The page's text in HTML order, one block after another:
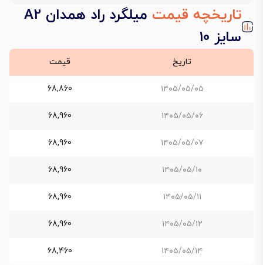
تاریخچه قیمت
میلگرد راد همدان A2
سایز 10
تاریخ قیمت
۱۴۰۵/۰۵/۰۵ 68,860
۱۴۰۵/۰۵/۰۶ 68,960
۱۴۰۵/۰۵/۰۷ 68,960
۱۴۰۵/۰۵/۱۰ 68,960
۱۴۰۵/۰۵/۱۱ 68,960
۱۴۰۵/۰۵/۱۲ 68,960
۱۴۰۵/۰۵/۱۴ 68,460